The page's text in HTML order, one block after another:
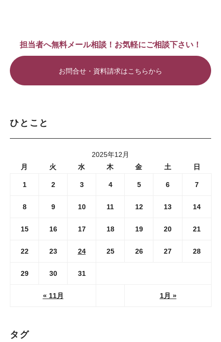
担当者へ無料メール相談！お気軽にご相談下さい！
お問合せ・資料請求はこちらから
ひとこと
2025年12月
月
火 水 木 金 土 日
« 11月 1月 »
1 2 3 4 5 6 7
8 9 10 11 12 13 14
15 16 17 18 19 20 21
22 23 24 25 26 27 28
29 30 31
タグ